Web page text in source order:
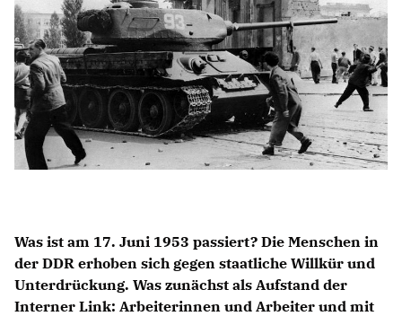
Anträge CDU
Kleine Anfragen
CDU Deutschland
CDU Fraktion im Brandenburger Landtag
CDU Brandenburg
CDU Potsdam
Was ist am 17. Juni 1953 passiert? Die Menschen in
der DDR erhoben sich gegen staatliche Willkür und
Unterdrückung. Was zunächst als Aufstand der
Interner Link: Arbeiterinnen und Arbeiter und mit